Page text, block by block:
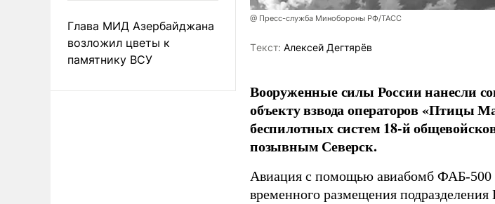
Глава МИД Азербайджана
возложил цветы к
памятнику ВСУ
@ Пресс-служба Минобороны РФ/ТАСС
Tекст: Алексей Дегтярёв
Вооруженные силы России нанесли
объекту взвода операторов «Птицы
беспилотных систем 18-й
позывным Северск.
Авиация с помощью авиабомб ФАБ-500
временного размещения